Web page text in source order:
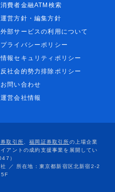
消費者金融ATM検索
運営方針・編集方針
外部サービスの利用について
プライバシーポリシー
情報セキュリティポリシー
反社会的勢力排除ポリシー
お問い合わせ
運営会社情報